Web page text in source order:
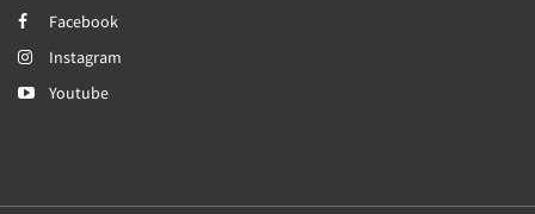
Facebook
Instagram
Youtube